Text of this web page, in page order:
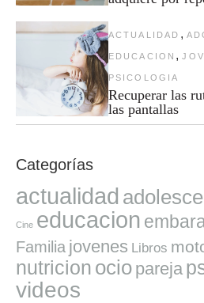
ACTUALIDAD ,
EDUCACION ,
PSICOLOGIA
Recuperar las
las pantallas
Categorías
actualidad
Cine educacion
Familia jovenes Libros
nutricion ocio pareja
videos